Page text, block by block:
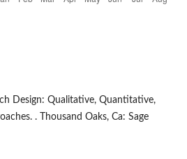
Design: Qualitative, Quantitative,
. Thousand Oaks, Ca: Sage